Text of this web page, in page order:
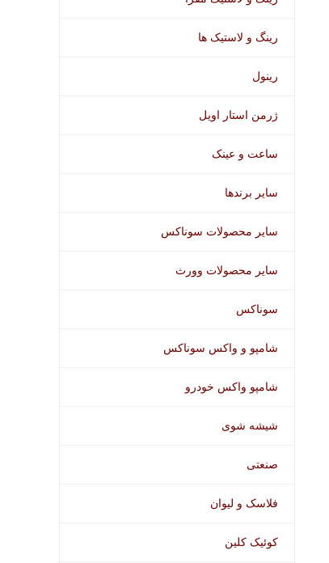
رینگ و لاستیک ها
رینول
ژرمن استار اویل
ساعت و عینک
سایر برندها
سایر محصولات سوناکس
سایر محصولات وورث
سوناکس
شامپو و واکس سوناکس
شامپو واکس خودرو
شیشه شوی
صنعتی
فلاسک و لیوان
کوئیک کلین